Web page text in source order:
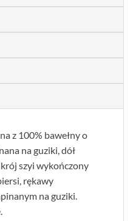
z 100% bawełny o
na guziki, dół
szyi wykończony
rękawy
na guziki.